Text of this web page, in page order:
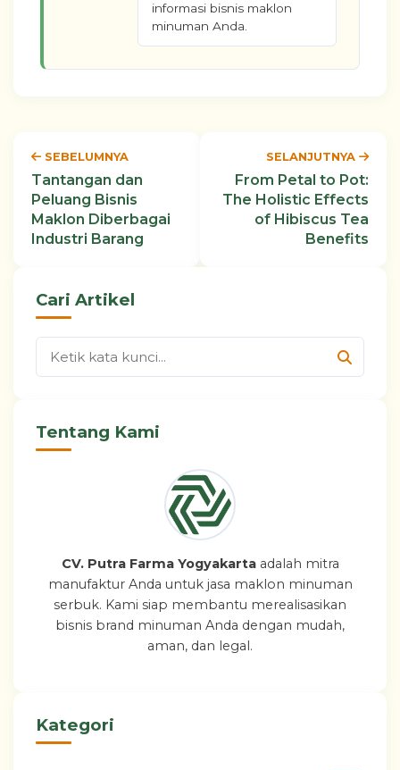
informasi bisnis maklon
minuman Anda.
SEBELUMNYA
Tantangan dan
Peluang Bisnis
Maklon Diberbagai
Industri Barang
SELANJUTNYA
From Petal to Pot:
The Holistic Effects
of Hibiscus Tea
Benefits
Cari Artikel
Tentang Kami
CV. Putra Farma Yogyakartaadalah mitra
manufaktur Anda untuk jasa maklon minuman
serbuk. Kami siap membantu merealisasikan
bisnis brand minuman Anda dengan mudah,
aman, dan legal.
Kategori